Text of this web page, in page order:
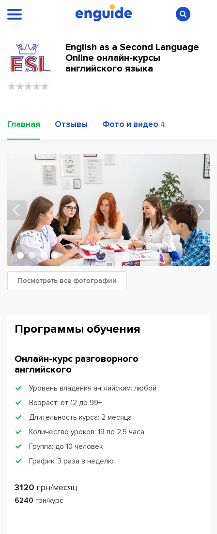
English as a Second Language
Online онлайн-курсы
английского языка
Главная Отзывы Фото и видео 4
Посмотреть все фотографии
Программы обучения
Онлайн-курс разговорного
английского
Уровень владения английским: любой
Возраст: от 12 до 99+
Длительность курса: 2 месяца
Количество уроков: 19 по 2,5 часа
Группа: до 10 человек
График: 3 раза в неделю
3120 грн/месяц
6240 грн/курс